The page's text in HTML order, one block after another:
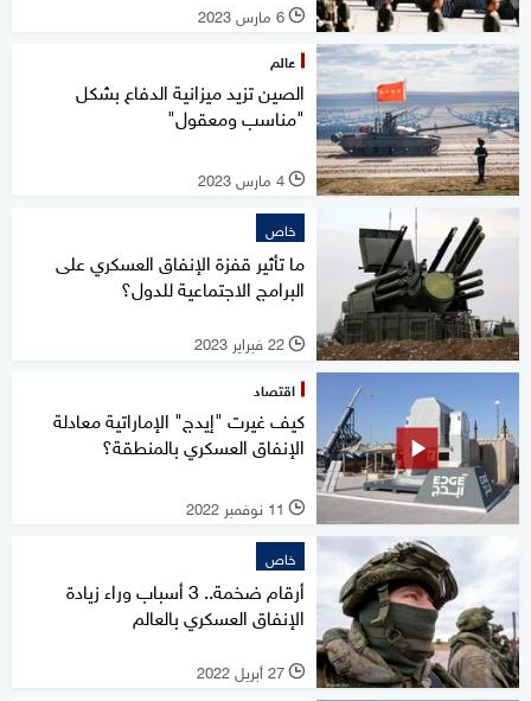
l 6 مارس 2023
عالم
الصين تزيد ميزانية الدفاع بشكل
"مناسب ومعقول"
l 4 مارس 2023
خاص
ما تأثير قفزة الإنفاق العسكري على
البرامج الاجتماعية للدول؟
l 22 فبراير 2023
اقتصاد
كيف غيرت "إيدج" الإماراتية معادلة
الإنفاق العسكري بالمنطقة؟
l 11 نوفمبر 2022
خاص
أرقام ضخمة.. 3 أسباب وراء زيادة
الإنفاق العسكري بالعالم
l 27 أبريل 2022